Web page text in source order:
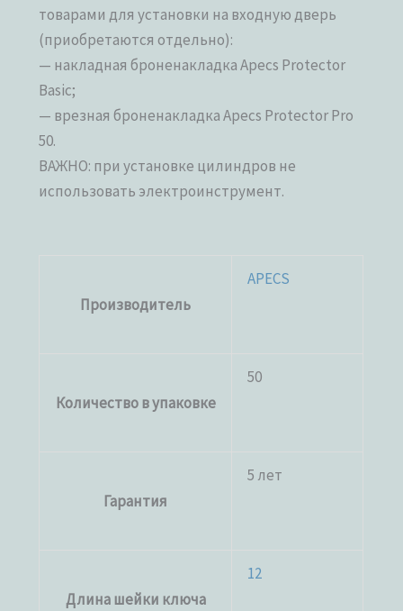
товарами для установки на входную дверь
(приобретаются отдельно):
— накладная броненакладка Apecs Protector
Basic;
— врезная броненакладка Apecs Protector Pro
50.
ВАЖНО: при установке цилиндров не
использовать электроинструмент.
Производитель
APECS
Количество в упаковке
50
Гарантия
5 лет
Длина шейки ключа
12